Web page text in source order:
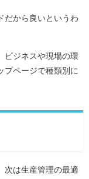
だから良いというわ
ビジネスや現場の環
プページで種類別に
次は生産管理の最適